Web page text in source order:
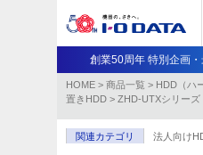
創業50周年 特別企画
HOME > 商品一覧 > HDD（ハ
置きHDD > ZHD-UTXシリーズ
関連カテゴリ 法人向け